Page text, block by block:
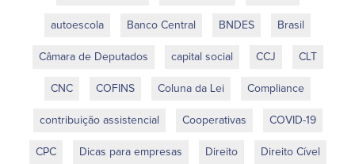
autoescola Banco Central BNDES Brasil
Câmara de Deputados capital social CCJ CLT
CNC COFINS Coluna da Lei Compliance
contribuição assistencial Cooperativas COVID-19
CPC Dicas para empresas Direito Direito Cível